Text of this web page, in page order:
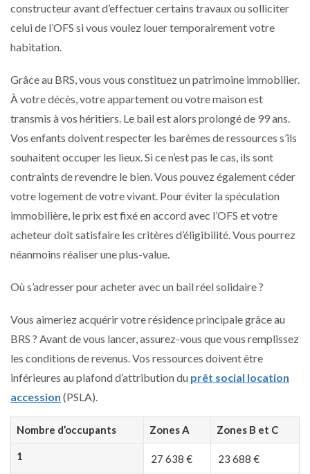
constructeur avant d’effectuer certains travaux ou solliciter
celui de l’OFS si vous voulez louer temporairement votre
habitation.
Grâce au BRS, vous vous constituez un patrimoine immobilier.
À votre décès, votre appartement ou votre maison est
transmis à vos héritiers. Le bail est alors prolongé de 99 ans.
Vos enfants doivent respecter les barèmes de ressources s’ils
souhaitent occuper les lieux. Si ce n’est pas le cas, ils sont
contraints de revendre le bien. Vous pouvez également céder
votre logement de votre vivant. Pour éviter la spéculation
immobilière, le prix est fixé en accord avec l’OFS et votre
acheteur doit satisfaire les critères d’éligibilité. Vous pourrez
néanmoins réaliser une plus-value.
Où s’adresser pour acheter avec un bail réel solidaire ?
Vous aimeriez acquérir votre résidence principale grâce au
BRS ? Avant de vous lancer, assurez-vous que vous remplissez
les conditions de revenus. Vos ressources doivent être
inférieures au plafond d’attribution du prêt social location
accession (PSLA).
Nombre d’occupants Zones A Zones B et C
1 27 638 € 23 688 €